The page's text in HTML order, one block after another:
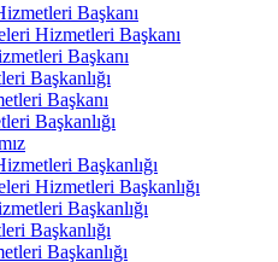
Başkanı
Hizmetleri Başkanı
Başkanı
Başkanlığı
Başkanı
Başkanlığı
Başkanlığı
Hizmetleri Başkanlığı
Başkanlığı
Başkanlığı
Başkanlığı